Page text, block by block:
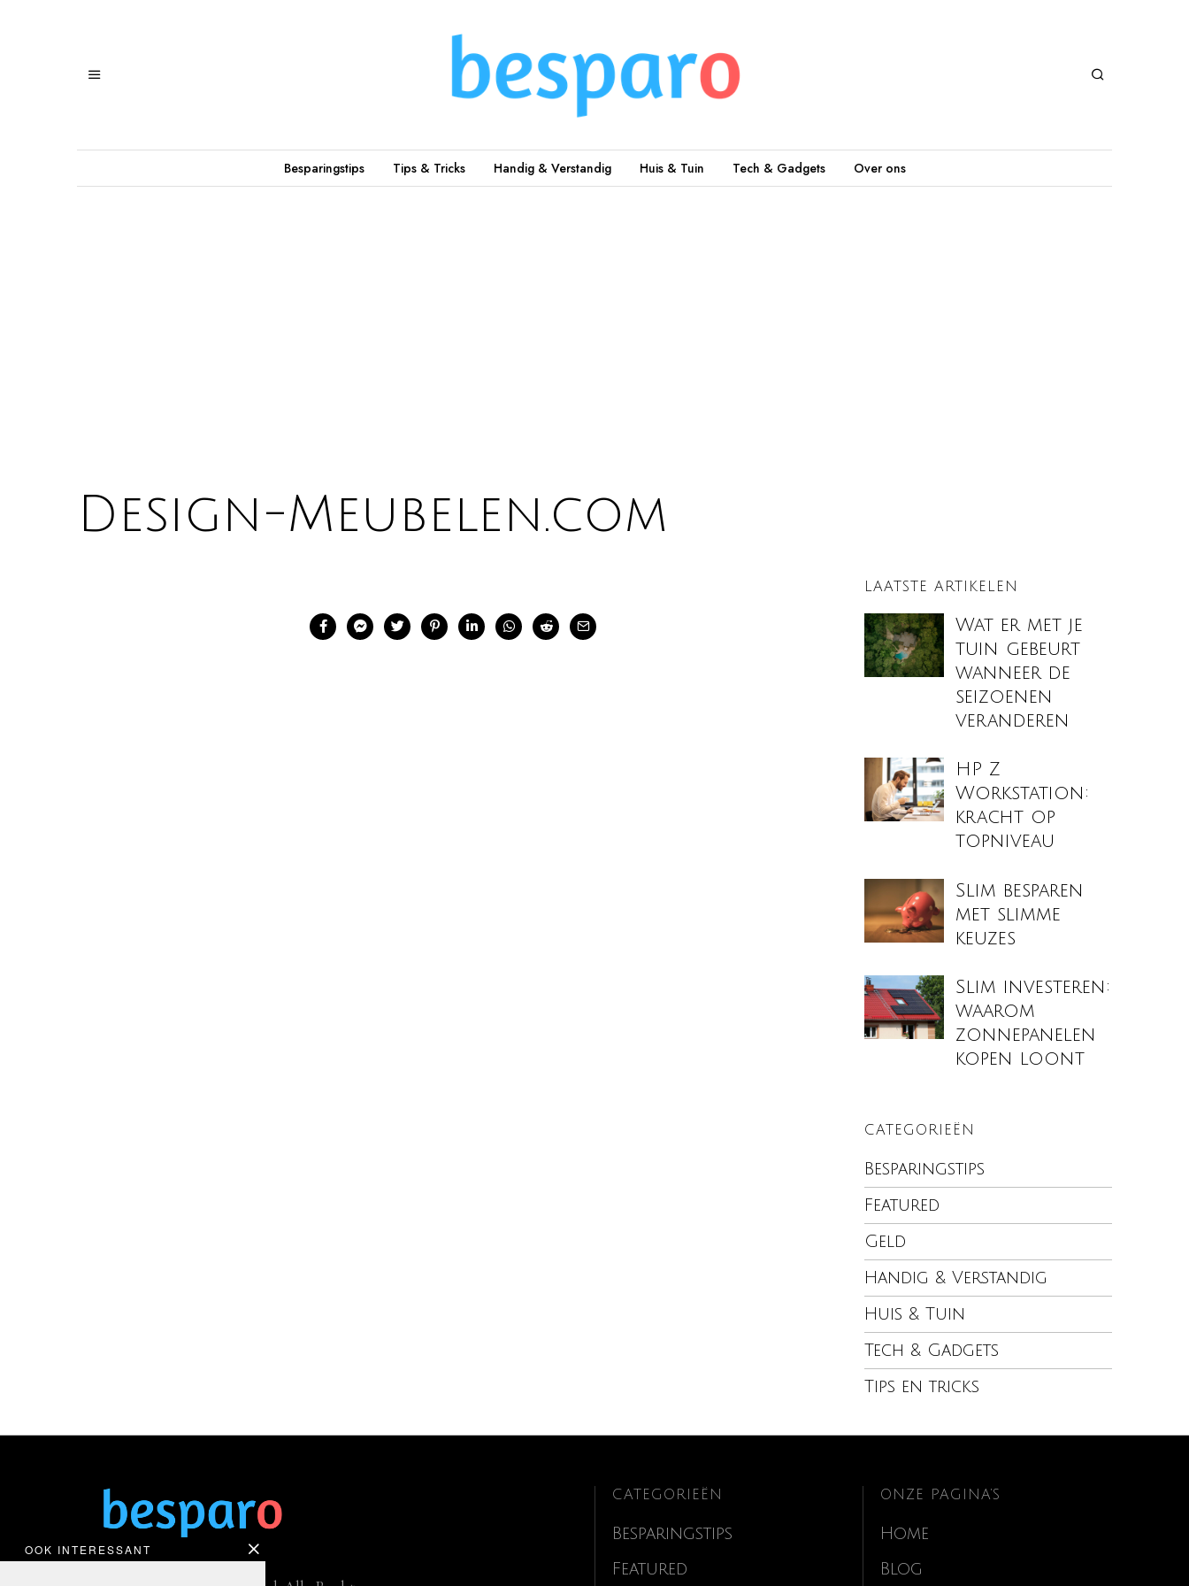
Besparingstips Tips & Tricks Handig & Verstandig Huis & Tuin Tech & Gadgets Over ons
Design-Meubelen.com
LAATSTE ARTIKELEN
Wat er met je
tuin gebeurt
wanneer de
seizoenen
veranderen
HP Z
Workstation:
kracht op
topniveau
Slim besparen
met slimme
keuzes
Slim investeren:
waarom
zonnepanelen
kopen loont
CATEGORIEËN
Besparingstips
Featured
Geld
Handig & Verstandig
Huis & Tuin
Tech & Gadgets
Tips en tricks
OOK INTERESSANT
CATEGORIEËN
Besparingstips
Featured
ONZE PAGINA’S
Home
Blog